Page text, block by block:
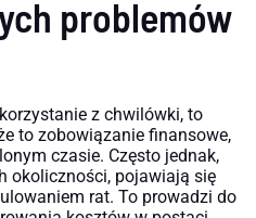
problemów
z chwilówki, to
to zobowiązanie finansowe,
czasie. Często jednak,
okoliczności, pojawiają się
rat. To prowadzi do